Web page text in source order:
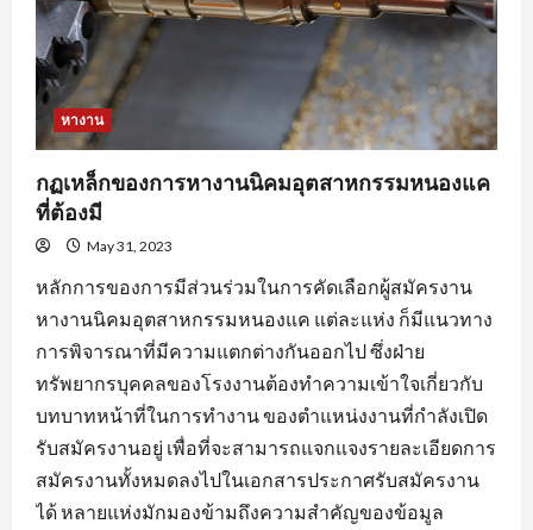
หางาน
กฏเหล็กของการหางานนิคมอุตสาหกรรมหนองแค
ที่ต้องมี
May 31, 2023
หลักการของการมีส่วนร่วมในการคัดเลือกผู้สมัครงาน
หางานนิคมอุตสาหกรรมหนองแค แต่ละแห่ง ก็มีแนวทาง
การพิจารณาที่มีความแตกต่างกันออกไป ซึ่งฝ่าย
ทรัพยากรบุคคลของโรงงานต้องทำความเข้าใจเกี่ยวกับ
บทบาทหน้าที่ในการทำงาน ของตำแหน่งงานที่กำลังเปิด
รับสมัครงานอยู่ เพื่อที่จะสามารถแจกแจงรายละเอียดการ
สมัครงานทั้งหมดลงไปในเอกสารประกาศรับสมัครงาน
ได้ หลายแห่งมักมองข้ามถึงความสำคัญของข้อมูล